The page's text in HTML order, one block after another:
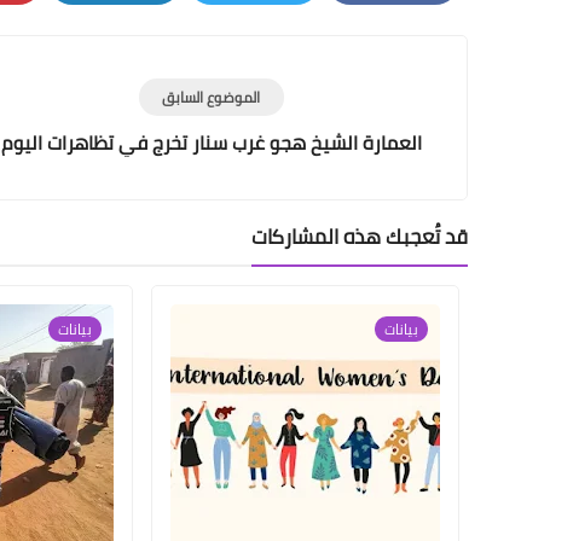
Facebook
Twitter
LinkedIn
الموضوع السابق
العمارة الشيخ هجو غرب سنار تخرج في تظاهرات اليوم
قد تُعجبك هذه المشاركات
بيانات بيانات